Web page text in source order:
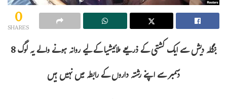
0
SHARES
بنگلہ دیش سے ایک کشتی کے ذریعے ملائیشیا کے لیے روانہ ہونے والے یہ لوگ 8
دسمبر سے اپنے رشتہ داروں کے رابطہ میں نہیں ہیں